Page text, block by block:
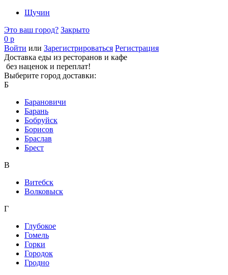
Щучин
Это ваш город? Закрыто
0 р
Войти или Зарегистрироваться Регистрация
Доставка еды из ресторанов и кафе
без наценок и переплат!
Выберите город доставки:
Б
Барановичи
Барань
Бобруйск
Борисов
Браслав
Брест
В
Витебск
Волковыск
Г
Глубокое
Гомель
Горки
Городок
Гродно